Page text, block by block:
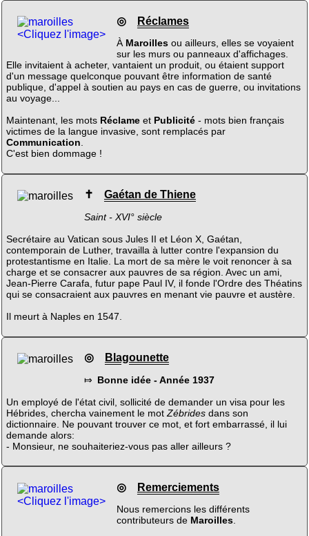
<Cliquez l'image>
◎ Réclames
À Maroillesou ailleurs, elles se voyaient
sur les murs ou panneaux d'affichages.
Elle invitaient à acheter, vantaient un produit, ou étaient support
d'un message quelconque pouvant être information de santé
publique, d'appel à soutien au pays en cas de guerre, ou invitations
au voyage...
Maintenant, les mots Réclameet Publicité- mots bien français
victimes de la langue invasive, sont remplacés par
Communication
C'est bien dommage !
✝ Gaétan de Thiene
Saint - XVI° siècle
Secrétaire au Vatican sous Jules II et Léon X, Gaétan,
contemporain de Luther, travailla à lutter contre l'expansion du
protestantisme en Italie. La mort de sa mère le voit renoncer à sa
charge et se consacrer aux pauvres de sa région. Avec un ami,
Jean-Pierre Carafa, futur pape Paul IV, il fonde l'Ordre des Théatins
qui se consacraient aux pauvres en menant vie pauvre et austère.
Il meurt à Naples en 1547.
◎ Blagounette
⤇ Bonne idée - Année 1937
Un employé de l'état civil, sollicité de demander un visa pour les
Hébrides, chercha vainement le mot Zébridesdans son
dictionnaire. Ne pouvant trouver ce mot, et fort embarrassé, il lui
demande alors:
- Monsieur, ne souhaiteriez-vous pas aller ailleurs ?
<Cliquez l'image>
◎ Remerciements
Nous remercions les différents
contributeurs de Maroilles.